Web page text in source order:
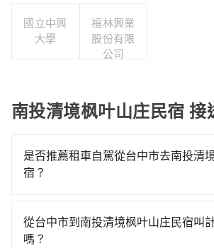
國立中興
大學
福林興業
股份有限
公司
南投清境枫叶山庄民宿 接
是否推薦租車自駕從台中市去南投清
宿？
時不需要閉目養神（因為要自己開車）
當天就要來回，那在台中路邊可隨租
從台中市到南投清境枫叶山庄民宿叫
嗎？